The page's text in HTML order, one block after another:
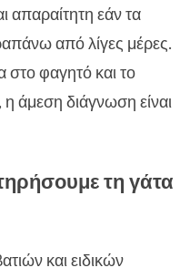
απαραίτητη εάν τα
από λίγες μέρες.
στο φαγητό και το
άμεση διάγνωση είναι
τη γάτα
και ειδικών